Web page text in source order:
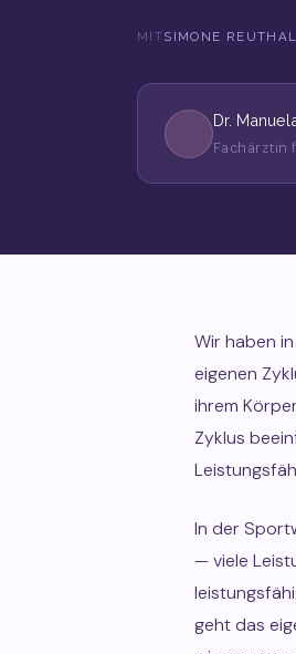
MITSIMONE
Dr.
Fachärztin
Wir haben
eigenen
ihrem
Zyklus
In der
— viele
geht das